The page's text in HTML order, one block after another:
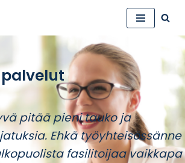
pitää pieni tauko ja
Ehkä työyhteisössänne
fasilitoijaa vaikkapa